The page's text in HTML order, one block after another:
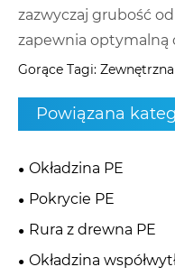
zazwyczaj grubość
zapewnia optymalną
Gorące Tagi:
Powiązana
Okładzina PE
Pokrycie PE
Rura z drewna PE
Okładzina